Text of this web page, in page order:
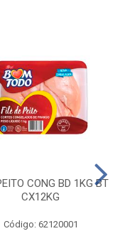
CONG BD 1KG BT
CX12KG
Código: 62120001